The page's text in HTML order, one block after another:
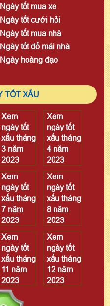
Ngày tốt mua xe
Ngày tốt cưới hỏi
Ngày tốt mua nhà
Ngày tốt đổ mái nhà
Ngày hoàng đạo
TỐT XẤU
Xem
ngày tốt
xấu tháng
3 năm
2023
Xem
ngày tốt
xấu tháng
4 năm
2023
Xem
ngày tốt
xấu tháng
7 năm
2023
Xem
ngày tốt
xấu tháng
8 năm
2023
Xem
ngày tốt
xấu tháng
11 năm
2023
Xem
ngày tốt
xấu tháng
12 năm
2023